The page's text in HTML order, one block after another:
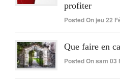
profiter
Posted On jeu 22
Que faire en
Posted On sam 03